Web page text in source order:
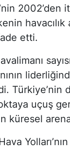
2002’den
etti.
Türkiye’nin
uçuş
küresel